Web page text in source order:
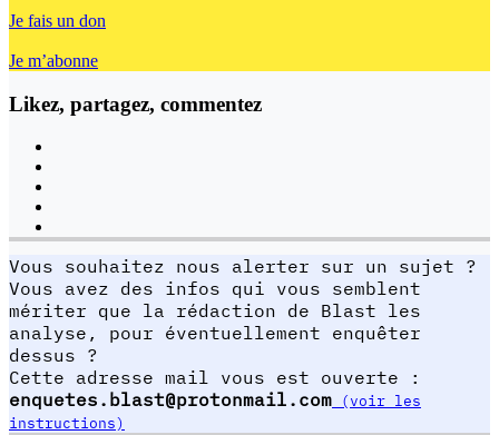
Je fais un don
Je m’abonne
Likez, partagez, commentez
Vous souhaitez nous alerter sur un sujet ?
Vous avez des infos qui vous semblent
mériter que la rédaction de Blast les
analyse, pour éventuellement enquêter
dessus ?
Cette adresse mail vous est ouverte :
enquetes.blast@protonmail.com (voir les
instructions)